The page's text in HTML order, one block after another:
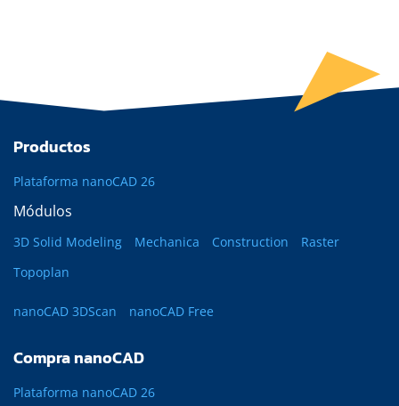
Productos
Plataforma nanoCAD 26
Módulos
3D Solid Modeling Mechanica Construction
Raster
Topoplan
nanoCAD 3DScan nanoCAD Free
Compra nanoCAD
Plataforma nanoCAD 26